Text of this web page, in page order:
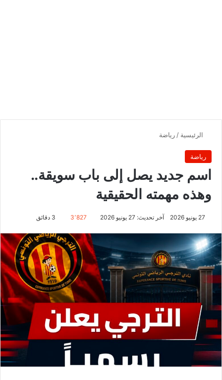
الرئيسية / رياضة
رياضة
اسم جديد يصل إلى باب سويقة..
وهذه مهمته الحقيقية
27 يونيو 2026 آخر تحديث: 27 يونيو 2026 3٬827